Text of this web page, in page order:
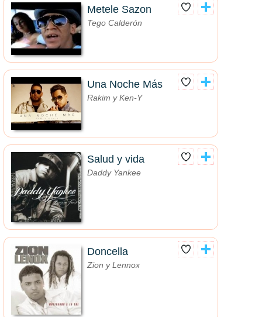
Metele Sazon
Tego Calderón
Una Noche Más
Rakim y Ken-Y
Salud y vida
Daddy Yankee
Doncella
Zion y Lennox